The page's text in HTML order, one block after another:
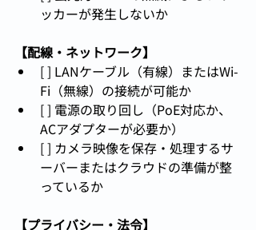
ッカーが発生しないか
【配線・ネットワーク】
[ ] LANケーブル（有線）またはWi-
Fi（無線）の接続が可能か
[ ] 電源の取り回し（PoE対応か、
ACアダプターが必要か）
[ ] カメラ映像を保存・処理するサ
ーバーまたはクラウドの準備が整
っているか
【プライバシー・法令】